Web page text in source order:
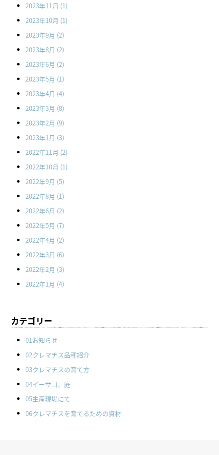
2023年11月 (1)
2023年10月 (1)
2023年9月 (2)
2023年8月 (2)
2023年6月 (2)
2023年5月 (1)
2023年4月 (4)
2023年3月 (8)
2023年2月 (9)
2023年1月 (3)
2022年11月 (2)
2022年10月 (1)
2022年9月 (5)
2022年8月 (1)
2022年6月 (2)
2022年5月 (7)
2022年4月 (2)
2022年3月 (6)
2022年2月 (3)
2022年1月 (4)
カテゴリー
01お知らせ
02クレマチス品種紹介
03クレマチスの育て方
04イーサゴ、庭
05生産現場にて
06クレマチスを育てるための資材